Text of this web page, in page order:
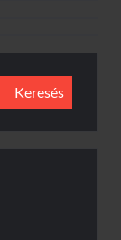
Keresés: